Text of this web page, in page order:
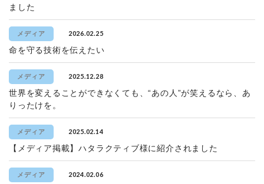
ました
メディア 2026.02.25
命を守る技術を伝えたい
メディア 2025.12.28
世界を変えることができなくても、“あの人”が笑えるなら、あ
りったけを。
メディア 2025.02.14
【メディア掲載】ハタラクティブ様に紹介されました
メディア 2024.02.06